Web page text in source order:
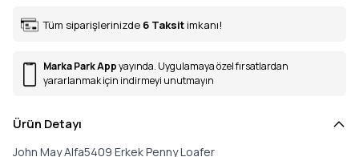
Tüm siparişlerinizde 6 Taksit imkanı!
Marka Park Appyayında. Uygulamaya özel fırsatlardan
yararlanmak için indirmeyi unutmayın
Ürün Detayı
John May Alfa5409 Erkek Penny Loafer